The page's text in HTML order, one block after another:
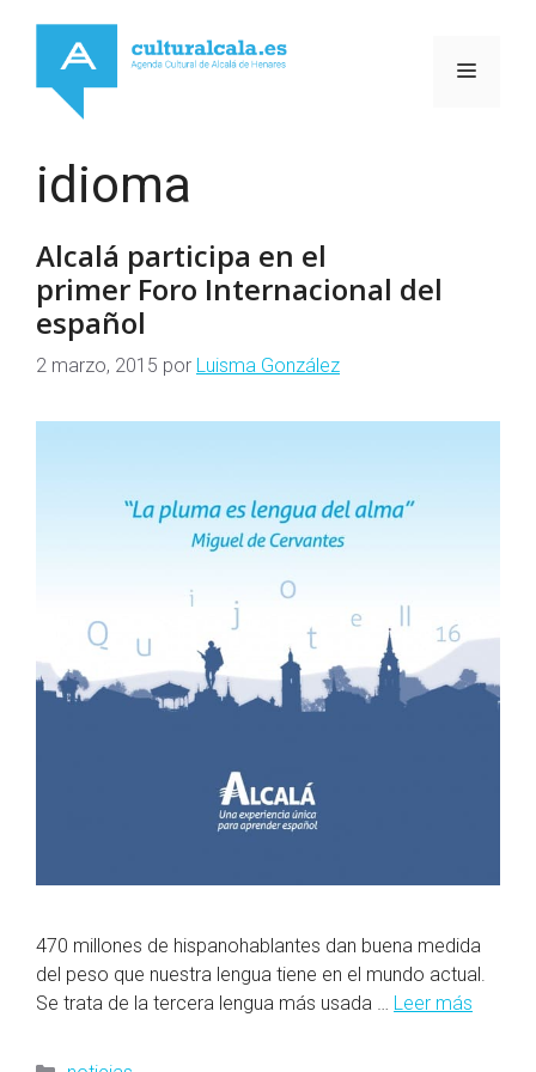
contenido
MENÚ
idioma
Alcalá participa en el
primer Foro Internacional del
español
2 marzo, 2015 por Luisma González
470 millones de hispanohablantes dan buena medida
del peso que nuestra lengua tiene en el mundo actual.
Se trata de la tercera lengua más usada … Leer más